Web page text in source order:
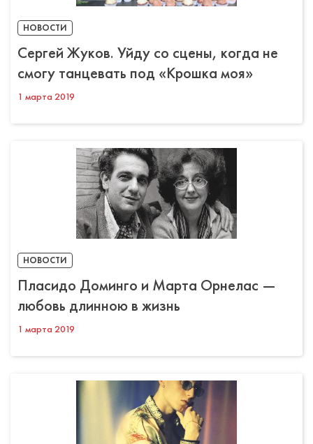
НОВОСТИ
Сергей Жуков. Уйду со сцены, когда не
смогу танцевать под «Крошка моя»
1 марта 2019
НОВОСТИ
Пласидо Доминго и Марта Орнелас —
любовь длинною в жизнь
1 марта 2019